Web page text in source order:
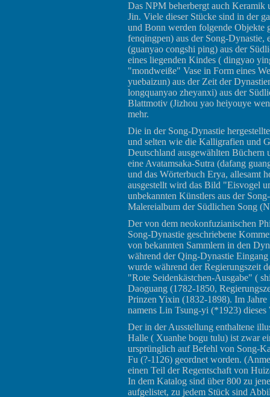
Das NPM beherbergt auch Keramik
Jin. Viele dieser Stücke sind in der
und Bonn werden folgende Objekte
fenqingpen) aus der Song-Dynastie,
(guanyao congshi ping) aus der
eines liegenden Kindes ( dingyao
"mondweiße" Vase in Form eines
yuebaizun) aus der Zeit der
longquanyao zheyanxi) aus der
Blattmotiv (Jizhou yao heiyouye
mehr.
Die in der Song-Dynastie
und selten wie die Kalligrafien und
Deutschland ausgewählten Büchern
eine Avatamsaka-Sutra (dafang
und das Wörterbuch Erya, allesamt
ausgestellt wird das Bild "Eisvogel
unbekannten Künstlers aus der
Malereialbum der Südlichen Song
Der von dem neokonfuzianischen
Song-Dynastie geschriebene
von bekannten Sammlern in den
während der Qing-Dynastie
wurde während der Regierungszeit
"Rote Seidenkästchen-Ausgabe" (
Daoguang (1782-1850,
Prinzen Yixin (1832-1898). Im Jahre
namens Lin Tsung-yi (*1923)
Der in der Ausstellung enthaltene
Halle ( Xuanhe bogu tulu) ist zwar
ursprünglich auf Befehl von Song-
Fu (?-1126) geordnet worden.
einen Teil der Regentschaft von
In dem Katalog sind über 800 zu
aufgelistet, zu jedem Stück sind